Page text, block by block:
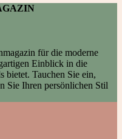
für die moderne
Einblick in die
bietet. Tauchen Sie ein,
Sie Ihren persönlichen Stil